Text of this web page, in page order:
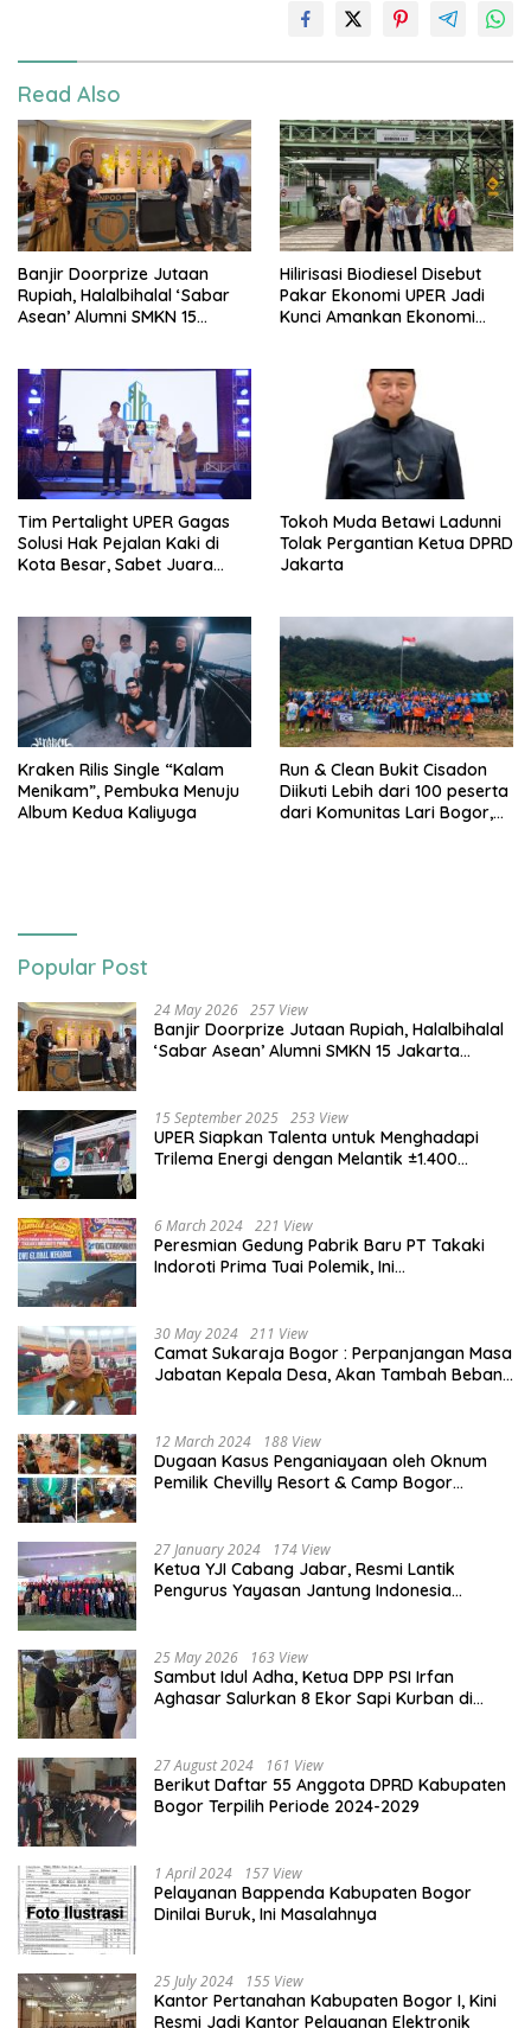
Read Also
Banjir Doorprize Jutaan
Rupiah, Halalbihalal ‘Sabar
Asean’ Alumni SMKN 15
Hilirisasi Biodiesel Disebut
Pakar Ekonomi UPER Jadi
Kunci Amankan Ekonomi
Tim Pertalight UPER Gagas
Solusi Hak Pejalan Kaki di
Kota Besar, Sabet Juara
Tokoh Muda Betawi Ladunni
Tolak Pergantian Ketua DPRD
Jakarta
Kraken Rilis Single “Kalam
Menikam”, Pembuka Menuju
Album Kedua Kaliyuga
Run & Clean Bukit Cisadon
Diikuti Lebih dari 100 peserta
dari Komunitas Lari Bogor,
Popular Post
24 May 2026 257 View
Banjir Doorprize Jutaan Rupiah, Halalbihalal
‘Sabar Asean’ Alumni SMKN 15 Jakarta
15 September 2025 253 View
UPER Siapkan Talenta untuk Menghadapi
Trilema Energi dengan Melantik ±1.400
6 March 2024 221 View
Peresmian Gedung Pabrik Baru PT Takaki
Indoroti Prima Tuai Polemik, Ini
30 May 2024 211 View
Camat Sukaraja Bogor : Perpanjangan Masa
Jabatan Kepala Desa, Akan Tambah Beban
12 March 2024 188 View
Dugaan Kasus Penganiayaan oleh Oknum
Pemilik Chevilly Resort & Camp Bogor
27 January 2024 174 View
Ketua YJI Cabang Jabar, Resmi Lantik
Pengurus Yayasan Jantung Indonesia
25 May 2026 163 View
Sambut Idul Adha, Ketua DPP PSI Irfan
Aghasar Salurkan 8 Ekor Sapi Kurban di
27 August 2024 161 View
Berikut Daftar 55 Anggota DPRD Kabupaten
Bogor Terpilih Periode 2024-2029
1 April 2024 157 View
Pelayanan Bappenda Kabupaten Bogor
Dinilai Buruk, Ini Masalahnya
25 July 2024 155 View
Kantor Pertanahan Kabupaten Bogor I, Kini
Resmi Jadi Kantor Pelayanan Elektronik